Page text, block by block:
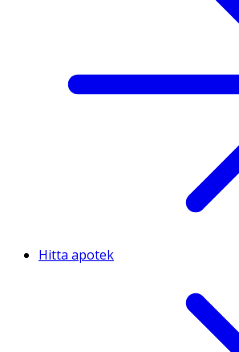
Hitta apotek